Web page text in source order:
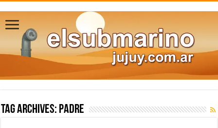
Tag Archives: padre